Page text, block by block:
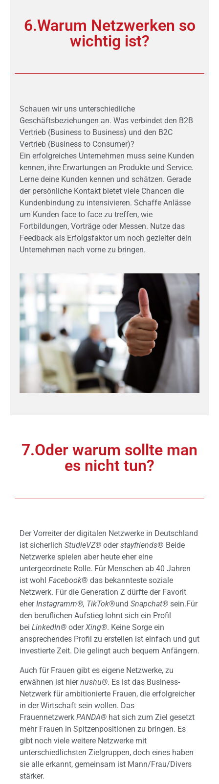
6.Warum Netzwerken so
wichtig ist?
Schauen wir uns unterschiedliche
Geschäftsbeziehungen an. Was verbindet den B2B
Vertrieb (Business to Business) und den B2C
Vertrieb (Business to Consumer)?
Ein erfolgreiches Unternehmen muss seine Kunden
kennen, ihre Erwartungen an Produkte und Service.
Lerne deine Kunden kennen und schätzen. Gerade
der persönliche Kontakt bietet viele Chancen die
Kundenbindung zu intensivieren. Schaffe Anlässe
um Kunden face to face zu treffen, wie
Fortbildungen, Vorträge oder Messen. Nutze das
Feedback als Erfolgsfaktor um noch gezielter dein
Unternehmen nach vorne zu bringen.
7.Oder warum sollte man
es nicht tun?
Der Vorreiter der digitalen Netzwerke in Deutschland
ist sicherlich StudieVZ® oderstayfriends® Beide
Netzwerke spielen aber heute eher eine
untergeordnete Rolle. Für Menschen ab 40 Jahren
ist wohl Facebook® das bekannteste soziale
Netzwerk. Für die Generation Z dürfte der Favorit
eherInstagramm®, TikTok®und Snapchat® sein.Für
den beruflichen Aufstieg lohnt sich ein Profil
bei LinkedIn® oderXing®. Keine Sorge ein
ansprechendes Profil zu erstellen ist einfach und gut
investierte Zeit. Die gelingt auch bequem Anfängern.
Auch für Frauen gibt es eigene Netzwerke, zu
erwähnen ist hiernushu®. Es ist das Business-
Netzwerk für ambitionierte Frauen, die erfolgreicher
in der Wirtschaft sein wollen. Das
Frauennetzwerk PANDA® hat sich zum Ziel gesetzt
mehr Frauen in Spitzenpositionen zu bringen. Es
gibt noch viele weitere Netzwerke mit
unterschiedlichsten Zielgruppen, doch eines haben
sie alle erkannt, gemeinsam ist Mann/Frau/Divers
stärker.